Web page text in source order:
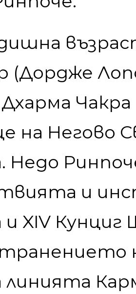
(Дордже
на Негово
Недо
и
и XIV
линията